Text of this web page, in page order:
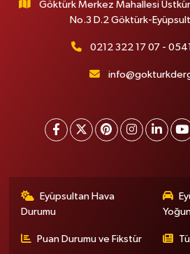
Göktürk Merkez Mahallesi
No.3 D.2 Göktürk-
0212 322 17 07 -
Eyüpsultan Hava
Durumu
Puan Durumu ve Fikstür